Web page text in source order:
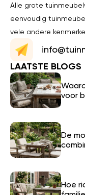
Alle grote
eenvoudig
vele andere
LAATSTE BLOGS
voor
De
Hoe